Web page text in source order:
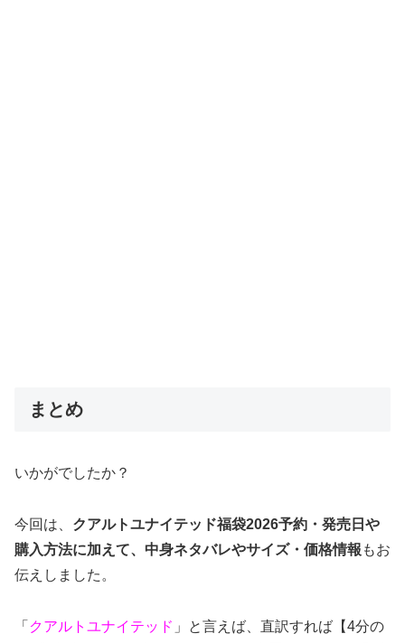
まとめ
いかがでしたか？
今回は、 クアルトユナイテッド福袋2026予約・発売日や
購入方法に加えて、中身ネタバレやサイズ・価格情報 もお
伝えしました。
「 クアルトユナイテッド 」と言えば、直訳すれば【4分の